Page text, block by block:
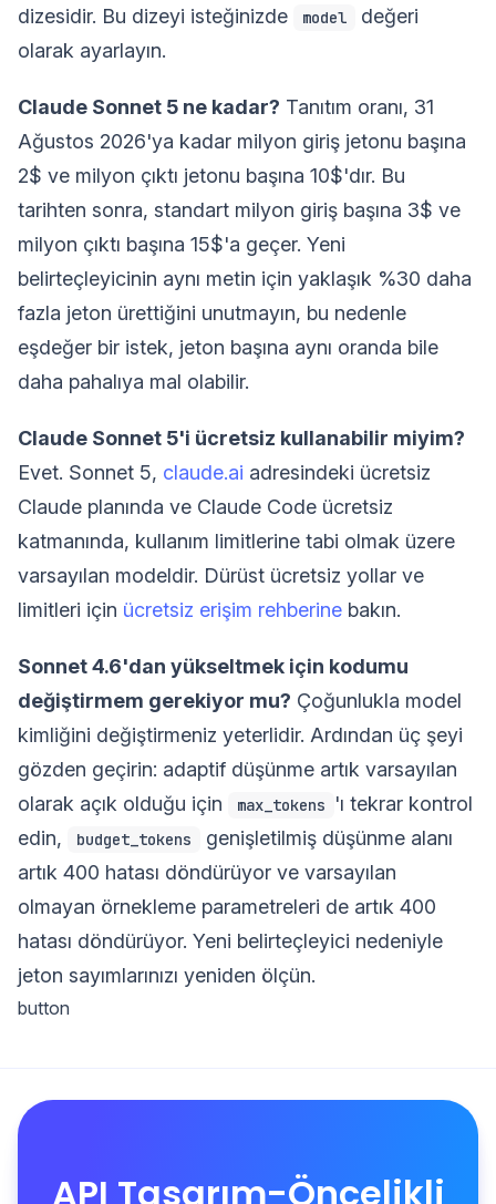
dizesidir. Bu dizeyi isteğinizde model
değeri
olarak ayarlayın.
Claude Sonnet 5 ne kadar? Tanıtım oranı, 31
Ağustos 2026'ya kadar milyon giriş jetonu başına
2$ ve milyon çıktı jetonu başına 10$'dır. Bu
tarihten sonra, standart milyon giriş başına 3$ ve
milyon çıktı başına 15$'a geçer. Yeni
belirteçleyicinin aynı metin için yaklaşık %30 daha
fazla jeton ürettiğini unutmayın, bu nedenle
eşdeğer bir istek, jeton başına aynı oranda bile
daha pahalıya mal olabilir.
Claude Sonnet 5'i ücretsiz kullanabilir miyim?
Evet. Sonnet 5, claude.ai adresindeki ücretsiz
Claude planında ve Claude Code ücretsiz
katmanında, kullanım limitlerine tabi olmak üzere
varsayılan modeldir. Dürüst ücretsiz yollar ve
limitleri için ücretsiz erişim rehberine bakın.
Sonnet 4.6'dan yükseltmek için kodumu
değiştirmem gerekiyor mu? Çoğunlukla model
kimliğini değiştirmeniz yeterlidir. Ardından üç şeyi
gözden geçirin: adaptif düşünme artık varsayılan
olarak açık olduğu için
max_tokens
'ı tekrar kontrol
edin,
budget_tokens
genişletilmiş düşünme alanı
artık 400 hatası döndürüyor ve varsayılan
olmayan örnekleme parametreleri de artık 400
hatası döndürüyor. Yeni belirteçleyici nedeniyle
jeton sayımlarınızı yeniden ölçün.
button
API Tasarım-Öncelikli